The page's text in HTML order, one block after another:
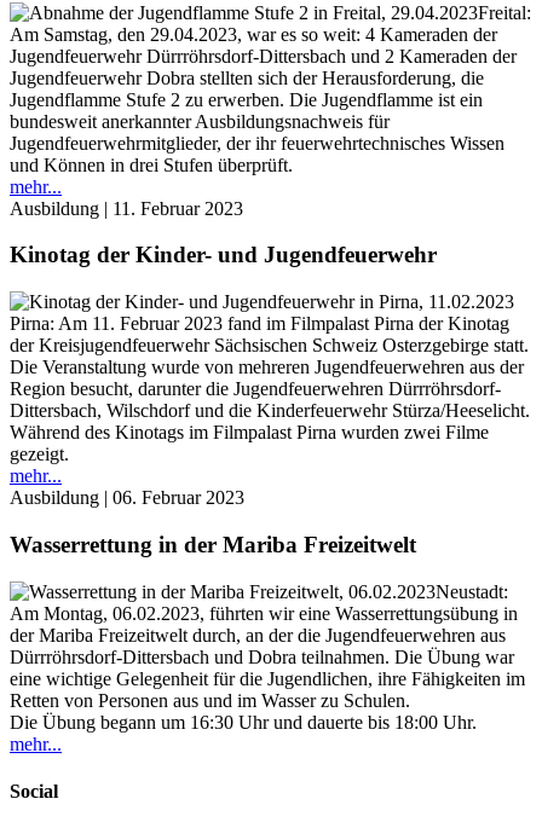
Freital:
Am Samstag, den 29.04.2023, war es so weit: 4 Kameraden der
Jugendfeuerwehr Dürrröhrsdorf-Dittersbach und 2 Kameraden der
Jugendfeuerwehr Dobra stellten sich der Herausforderung, die
Jugendflamme Stufe 2 zu erwerben. Die Jugendflamme ist ein
bundesweit anerkannter Ausbildungsnachweis für
Jugendfeuerwehrmitglieder, der ihr feuerwehrtechnisches Wissen
und Können in drei Stufen überprüft.
mehr...
Ausbildung | 11. Februar 2023
Kinotag der Kinder- und Jugendfeuerwehr
Pirna: Am 11. Februar 2023 fand im Filmpalast Pirna der Kinotag
der Kreisjugendfeuerwehr Sächsischen Schweiz Osterzgebirge statt.
Die Veranstaltung wurde von mehreren Jugendfeuerwehren aus der
Region besucht, darunter die Jugendfeuerwehren Dürrröhrsdorf-
Dittersbach, Wilschdorf und die Kinderfeuerwehr Stürza/Heeselicht.
Während des Kinotags im Filmpalast Pirna wurden zwei Filme
gezeigt.
mehr...
Ausbildung | 06. Februar 2023
Wasserrettung in der Mariba Freizeitwelt
Neustadt:
Am Montag, 06.02.2023, führten wir eine Wasserrettungsübung in
der Mariba Freizeitwelt durch, an der die Jugendfeuerwehren aus
Dürrröhrsdorf-Dittersbach und Dobra teilnahmen. Die Übung war
eine wichtige Gelegenheit für die Jugendlichen, ihre Fähigkeiten im
Retten von Personen aus und im Wasser zu Schulen.
Die Übung begann um 16:30 Uhr und dauerte bis 18:00 Uhr.
mehr...
Social